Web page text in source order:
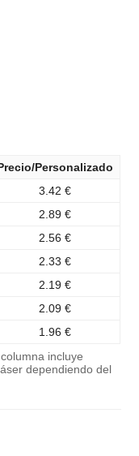
Personalizado
3.42 €
2.89 €
2.56 €
2.33 €
2.19 €
2.09 €
1.96 €
incluye
dependiendo del